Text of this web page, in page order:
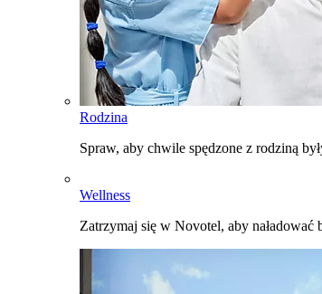
Rodzina
Spraw, aby chwile spędzone z rodziną
Wellness
Zatrzymaj się w Novotel, aby